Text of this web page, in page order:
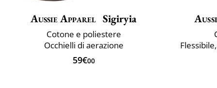
Aussie Apparel Sigiryia
Cotone e poliestere
Occhielli di aerazione
59€00